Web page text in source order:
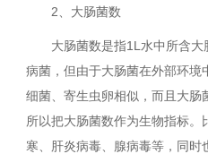
2、大肠菌数
大肠菌数是指1L水中所含
病菌，但由于大肠菌在外部环境
细菌、寄生虫卵相似，而且大肠
所以把大肠菌数作为生物指标。
寒、肝炎病毒、腺病毒等，同时